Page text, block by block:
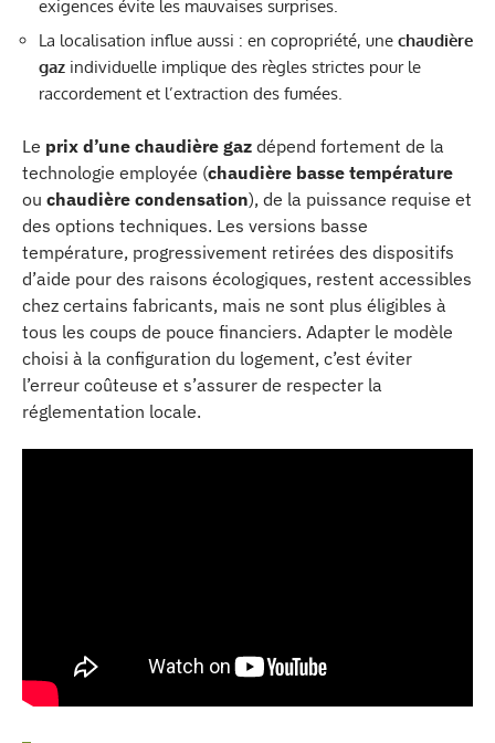
exigences évite les mauvaises surprises.
La localisation influe aussi : en copropriété, une chaudière
gaz individuelle implique des règles strictes pour le
raccordement et l’extraction des fumées.
Le prix d’une chaudière gaz dépend fortement de la
technologie employée (chaudière basse température
ou chaudière condensation), de la puissance requise et
des options techniques. Les versions basse
température, progressivement retirées des dispositifs
d’aide pour des raisons écologiques, restent accessibles
chez certains fabricants, mais ne sont plus éligibles à
tous les coups de pouce financiers. Adapter le modèle
choisi à la configuration du logement, c’est éviter
l’erreur coûteuse et s’assurer de respecter la
réglementation locale.